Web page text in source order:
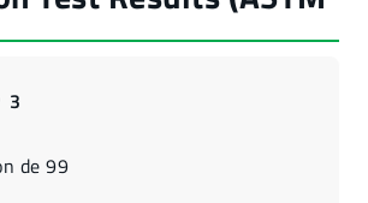
3
de 99